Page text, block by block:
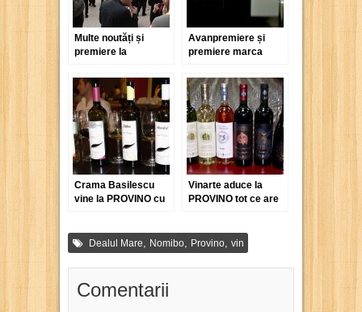
Multe noutăți și
premiere la
Avanpremiere și
premiere marca
Goodwine 2011
Crama Basilescu
vine la PROVINO cu
Vinarte aduce la
PROVINO tot ce are
Dealul Mare Nomibo Provino vin
Comentarii